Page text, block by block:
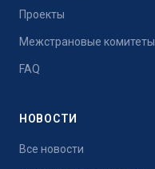
Проекты
Межстрановые комитеты
FAQ
НОВОСТИ
Все новости